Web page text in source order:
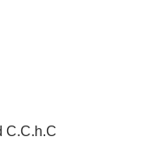
C.C.h.C